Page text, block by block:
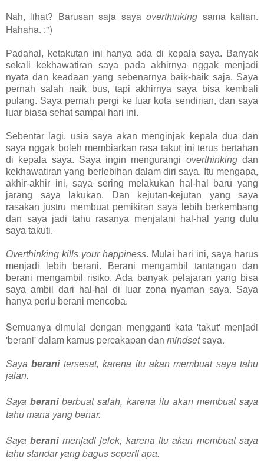
Nah, lihat? Barusan saja sayaoverthinking sama kalian.
Hahaha. :")
Padahal, ketakutan ini hanya ada di kepala saya. Banyak
sekali kekhawatiran saya pada akhirnya nggak menjadi
nyata dan keadaan yang sebenarnya baik-baik saja. Saya
pernah salah naik bus, tapi akhirnya saya bisa kembali
pulang. Saya pernah pergi ke luar kota sendirian, dan saya
luar biasa sehat sampai hari ini.
Sebentar lagi, usia saya akan menginjak kepala dua dan
saya nggak boleh membiarkan rasa takut ini terus bertahan
di kepala saya. Saya ingin mengurangi overthinkingdan
kekhawatiran yang berlebihan dalam diri saya. Itu mengapa,
akhir-akhir ini, saya sering melakukan hal-hal baru yang
jarang saya lakukan. Dan kejutan-kejutan yang saya
rasakan justru membuat pemikiran saya lebih berkembang
dan saya jadi tahu rasanya menjalani hal-hal yang dulu
saya takuti.
Overthinking kills your happiness. Mulai hari ini, saya harus
menjadi lebih berani. Berani mengambil tantangan dan
berani mengambil risiko. Ada banyak pelajaran yang bisa
saya ambil dari hal-hal di luar zona nyaman saya. Saya
hanya perlu berani mencoba.
Semuanya dimulai dengan mengganti kata 'takut' menjadi
'berani' dalam kamus percakapan dan mindsetsaya.
Sayaberanitersesat, karena itu akan membuat saya tahu
jalan.
Sayaberaniberbuat salah, karena itu akan membuat saya
tahu mana yang benar.
Sayaberanimenjadi jelek, karena itu akan membuat saya
tahu standar yang bagus seperti apa.